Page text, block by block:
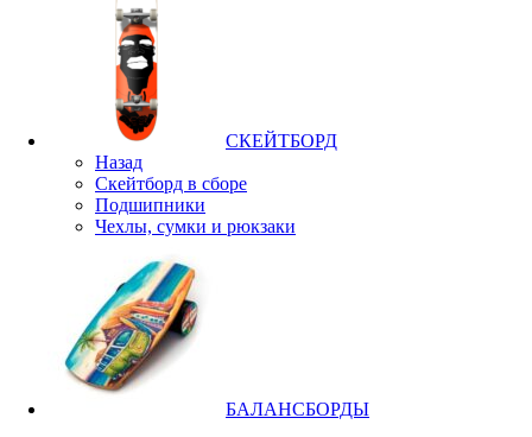
СКЕЙТБОРД
Назад
Скейтборд в сборе
Подшипники
Чехлы, сумки и рюкзаки
БАЛАНСБОРДЫ